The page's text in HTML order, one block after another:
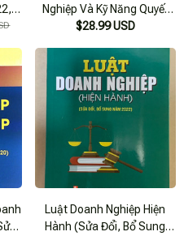
Nghiệp Và Kỹ Năng Quyết
Toán Thuế
$28.99 USD
Luật Doanh Nghiệp Hiện
Hành (Sửa Đổi, Bổ Sung